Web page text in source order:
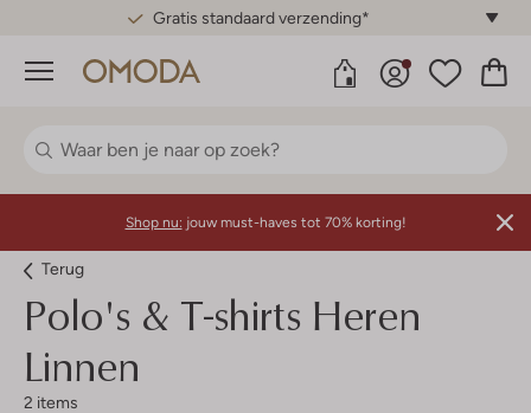
Gratis standaard verzending*
Menu
Shop nu: jouw must-haves tot 70% korting!
Terug
Polo's & T-shirts Heren
Linnen
2 items